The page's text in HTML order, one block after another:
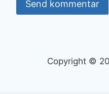
Copyright ©